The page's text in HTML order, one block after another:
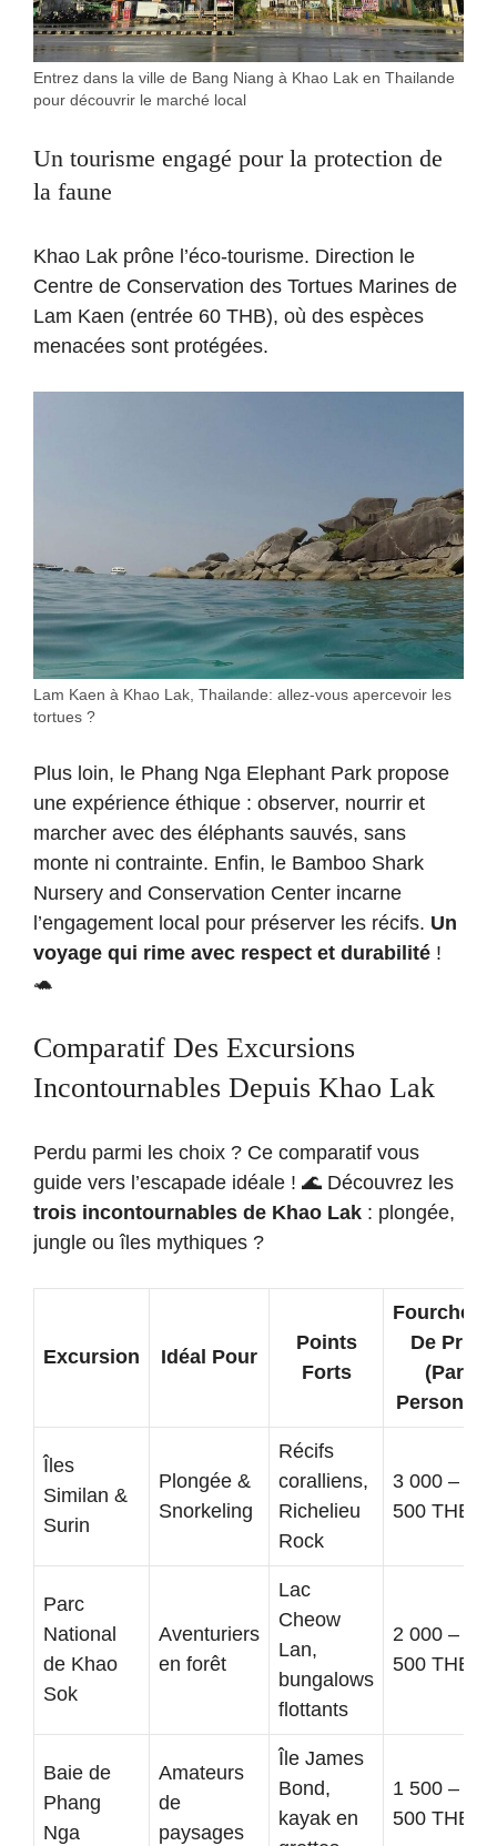
Entrez dans la ville de Bang Niang à Khao Lak en Thailande
pour découvrir le marché local
Un tourisme engagé pour la protection de
la faune
Khao Lak prône l’éco-tourisme. Direction le
Centre de Conservation des Tortues Marines de
Lam Kaen (entrée 60 THB), où des espèces
menacées sont protégées.
Lam Kaen à Khao Lak, Thailande: allez-vous apercevoir les
tortues ?
Plus loin, le Phang Nga Elephant Park propose
une expérience éthique : observer, nourrir et
marcher avec des éléphants sauvés, sans
monte ni contrainte. Enfin, le Bamboo Shark
Nursery and Conservation Center incarne
l’engagement local pour préserver les récifs. Un
voyage qui rime avec respect et durabilité !
🐢
Comparatif Des Excursions
Incontournables Depuis Khao Lak
Perdu parmi les choix ? Ce comparatif vous
guide vers l’escapade idéale ! 🌊 Découvrez les
trois incontournables de Khao Lak : plongée,
jungle ou îles mythiques ?
Excursion Idéal Pour
Points
Forts
Fourchette
De Prix
(Par
Personne)
Îles
Similan &
Surin
Plongée &
Snorkeling
Récifs
coralliens,
Richelieu
Rock
3 000 – 4
500 THB
Parc
National
de Khao
Sok
Aventuriers
en forêt
Lac
Cheow
Lan,
bungalows
flottants
2 000 – 3
500 THB
Baie de
Phang
Nga
Amateurs
de
paysages
Île James
Bond,
kayak en
1 500 – 2
500 THB